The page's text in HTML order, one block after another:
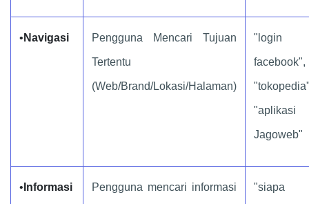
• Navigasi Pengguna Mencari Tujuan
Tertentu
(Web/Brand/Lokasi/Halaman)
"login
facebook",
"aplikasi
Jagoweb"
• Informasi Pengguna mencari informasi "siapa